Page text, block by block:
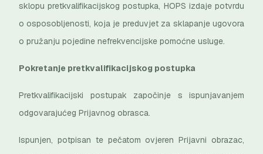
sklopu pretkvalifikacijskog postupka, HOPS izdaje potvrdu
o osposobljenosti, koja je preduvjet za sklapanje ugovora
o pružanju pojedine nefrekvencijske pomoćne usluge.
Pokretanje pretkvalifikacijskog postupka
Pretkvalifikacijski postupak započinje s ispunjavanjem
odgovarajućeg Prijavnog obrasca.
Ispunjen, potpisan te pečatom ovjeren Prijavni obrazac,